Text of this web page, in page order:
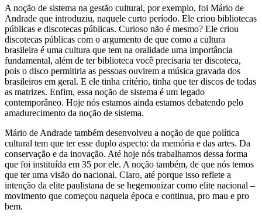
A noção de sistema na gestão cultural, por exemplo, foi Mário de
Andrade que introduziu, naquele curto período. Ele criou bibliotecas
públicas e discotecas públicas. Curioso não é mesmo? Ele criou
discotecas públicas com o argumento de que como a cultura
brasileira é uma cultura que tem na oralidade uma importância
fundamental, além de ter biblioteca você precisaria ter discoteca,
pois o disco permitiria as pessoas ouvirem a música gravada dos
brasileiros em geral. E ele tinha critério, tinha que ter discos de todas
as matrizes. Enfim, essa noção de sistema é um legado
contemporâneo. Hoje nós estamos ainda estamos debatendo pelo
amadurecimento da noção de sistema.
Mário de Andrade também desenvolveu a noção de que política
cultural tem que ter esse duplo aspecto: da memória e das artes. Da
conservação e da inovação. Até hoje nós trabalhamos dessa forma
que foi instituída em 35 por ele. A noção também, de que nós temos
que ter uma visão do nacional. Claro, até porque isso reflete a
intenção da elite paulistana de se hegemonizar como elite nacional –
movimento que começou naquela época e continua, pro mau e pro
bem.